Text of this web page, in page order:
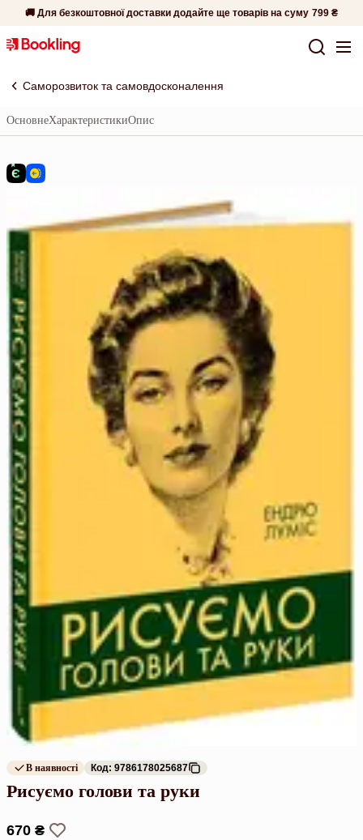
🚚 Для безкоштовної доставки додайте ще товарів на суму 799 ₴
Саморозвиток та самовдосконалення
ОсновнеХарактеристикиОпис
В наявності Код: 9786178025687
Рисуємо голови та руки
670 ₴